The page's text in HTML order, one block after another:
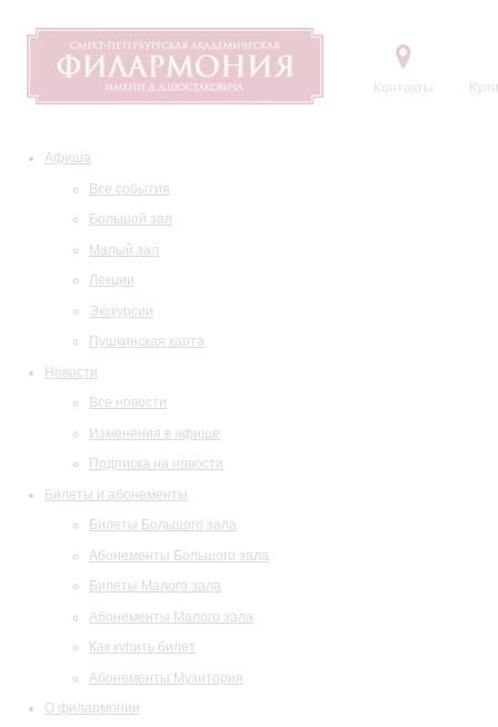
Контакты
Афиша
Все события
Большой зал
Малый зал
Лекции
Экскурсии
Пушкинская карта
Новости
Все новости
Изменения в афише
Подписка на новости
Билеты и абонементы
Билеты Большого зала
Абонементы Большого зала
Билеты Малого зала
Абонементы Малого зала
Как купить билет
Абонементы Музитория
О филармонии